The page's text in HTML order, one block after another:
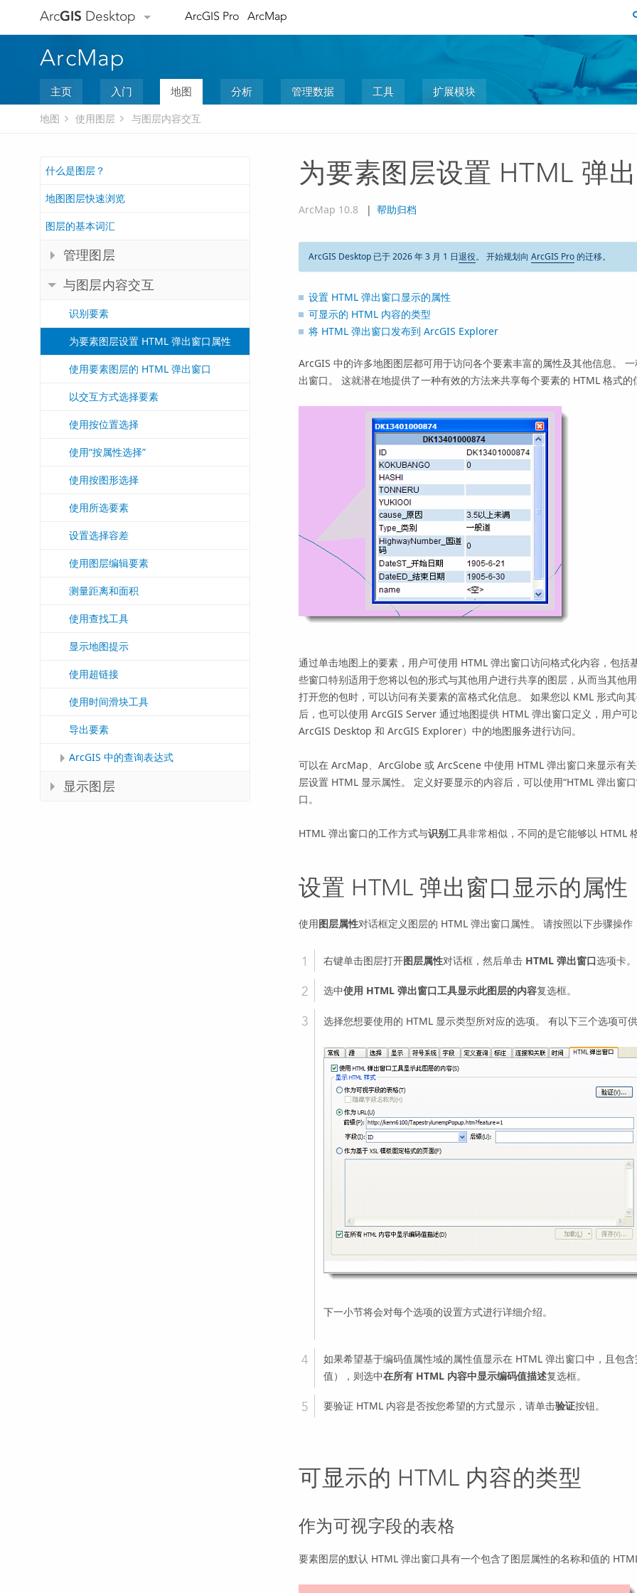
ArcGIS Desktop ArcGIS Pro ArcMap
ArcMap
主页 入门 地图 分析 管理数据 工具 扩展模块
地图 使用图层 与图层内容交互
什么是图层？
地图图层快速浏览
图层的基本词汇
管理图层
与图层内容交互
识别要素
为要素图层设置 HTML 弹出窗口属性
使用要素图层的 HTML 弹出窗口
以交互方式选择要素
使用按位置选择
使用“按属性选择”
使用按图形选择
使用所选要素
设置选择容差
使用图层编辑要素
测量距离和面积
使用查找工具
显示地图提示
使用超链接
使用时间滑块工具
导出要素
ArcGIS 中的查询表达式
显示图层
为要素图层设置 HTML 弹
ArcMap 10.8 | 帮助归档
ArcGIS Desktop 已于 2026 年 3 月 1 日退役。 开始规划向 ArcGIS Pro的迁移。
设置 HTML 弹出窗口显示的属性
可显示的 HTML 内容的类型
将 HTML 弹出窗口发布到 ArcGIS Explorer
ArcGIS 中的许多地图图层都可用于访问各个要素丰富的属性及其他信息。
出窗口。 这就潜在地提供了一种有效的方法来共享每个要素的 HTML 格式
通过单击地图上的要素，用户可使用 HTML 弹出窗口访问格式化内容，包
些窗口特别适用于您将以包的形式与其他用户进行共享的图层，从而当其他
打开您的包时，可以访问有关要素的富格式化信息。 如果您以 KML 形式向
后，也可以使用 ArcGIS Server 通过地图提供 HTML 弹出窗口定义，用户
ArcGIS Desktop 和 ArcGIS Explorer）中的地图服务进行访问。
可以在 ArcMap、 ArcGlobe 或 ArcScene 中使用 HTML 弹出窗口来显示有
层设置 HTML 显示属性。 定义好要显示的内容后，可以使用“HTML 弹出窗
口。
HTML 弹出窗口的工作方式与识别工具非常相似，不同的是它能够以 HTML
设置 HTML 弹出窗口显示的属性
使用图层属性对话框定义图层的 HTML 弹出窗口属性。 请按照以下步骤操作
右键单击图层打开图层属性对话框，然后单击 HTML 弹出窗口选项卡。
选中使用 HTML 弹出窗口工具显示此图层的内容复选框。
选择您想要使用的 HTML 显示类型所对应的选项。 有以下三个选项可
下一小节将会对每个选项的设置方式进行详细介绍。
如果希望基于编码值属性域的属性值显示在 HTML 弹出窗口中，且包
值），则选中在所有 HTML 内容中显示编码值描述复选框。
要验证 HTML 内容是否按您希望的方式显示，请单击验证按钮。
可显示的 HTML 内容的类型
作为可视字段的表格
要素图层的默认 HTML 弹出窗口具有一个包含了图层属性的名称和值的